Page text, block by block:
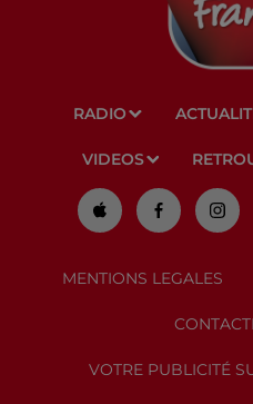
RADIO
VIDEOS
MENTIONS LEGALES
VOTRE PUBLICITÉ